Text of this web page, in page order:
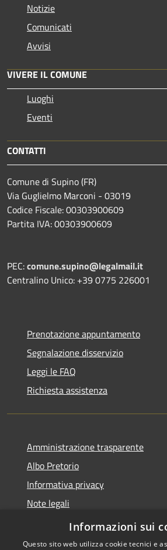
Notizie
Comunicati
Avvisi
VIVERE IL COMUNE
Luoghi
Eventi
CONTATTI
Comune di Supino (FR)
Via Guglielmo Marconi - 03019
Codice Fiscale: 00303900609
Partita IVA: 00303900609
PEC:comune.supino@legalmail.it
Centralino Unico: +39 0775 226001
Prenotazione appuntamento
Segnalazione disservizio
Leggi le FAQ
Richiesta assistenza
Amministrazione trasparente
Albo Pretorio
Informativa privacy
Note legali
Dichiarazione di accessibilità
Informazioni sui
Questo sito web utilizza cookie tecnici e